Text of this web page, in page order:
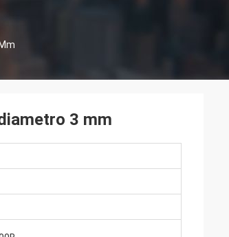
Preventivo
3 mm